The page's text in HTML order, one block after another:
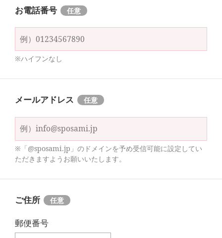
お電話番号
※ハイフンなし
メールアドレス
※「@sposami.jp」のドメインを予め受信可能に設定してい
ただきますようお願いいたします。
ご住所
郵便番号